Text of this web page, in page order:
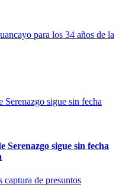
para los 34 años de la
Serenazgo sigue sin fecha